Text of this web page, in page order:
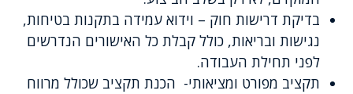
בדיקת דרישות חוק – וידוא עמידה בתקנות בטיחות,
נגישות ובריאות, כולל קבלת כל האישורים הנדרשים
לפני תחילת העבודה.
תקציב מפורט ומציאותי- הכנת תקציב שכולל מרווח